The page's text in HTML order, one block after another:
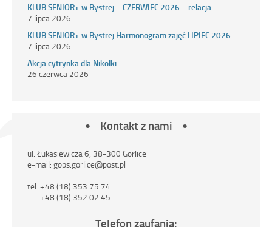
KLUB SENIOR+ w Bystrej – CZERWIEC 2026 – relacja
7 lipca 2026
KLUB SENIOR+ w Bystrej Harmonogram zajęć LIPIEC 2026
7 lipca 2026
Akcja cytrynka dla Nikolki
26 czerwca 2026
Kontakt z nami
ul. Łukasiewicza 6, 38-300 Gorlice
e-mail: gops.gorlice@post.pl
tel. +48 (18) 353 75 74
+48 (18) 352 02 45
Telefon zaufania: